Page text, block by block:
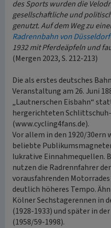
des Sports wurden die
gesellschaftliche und
genutzt. Auf dem Weg zu
Radrennbahn von
1932 mit Pferdeäpfeln und
(Mergen 2023, S. 212-213)
Die als erstes deutsches
Veranstaltung am 26. Juni
„Lautnerschen Eisbahn“
hergerichteten
(www.cycling4fans.de).
Vor allem in den 1920/30ern
beliebte
lukrative Einnahmequellen.
nutzen die Radrennfahrer
vorausfahrenden
deutlich höheres Tempo.
Kölner Sechstagerennen in
(1928-1933) und später in
(1958/59-1998).